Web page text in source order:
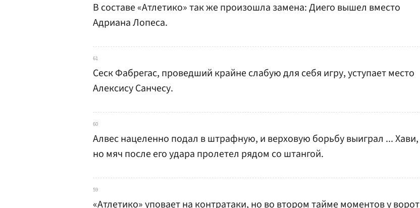
В составе «Атлетико» так же произошла замена: Диего вышел вместо
Адриана Лопеса.
61
Сеск Фабрегас, проведший крайне слабую для себя игру, уступает место
Алексису Санчесу.
60
Алвес нацеленно подал в штрафную, и верховую борьбу выиграл ... Хави,
но мяч после его удара пролетел рядом со штангой.
59
«Атлетико» уповает на контратаки, но во втором тайме моментов у ворот